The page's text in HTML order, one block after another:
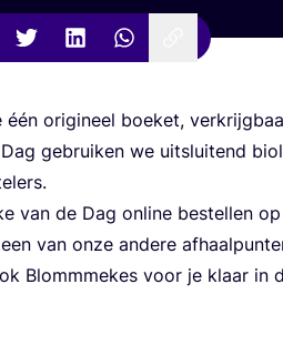
één ori­gi­neel boe­ket,
gebrui­ken we uits­lui­tend
van de Dag onli­ne bes­te­llen
van onze ande­re
Blomm­me­kes voor je klaar in